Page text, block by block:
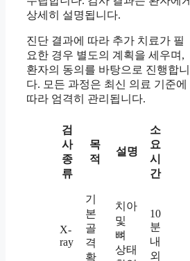
상세히 설명됩니다.
진단 결과에 따라 추가 치료가 필
요한 경우 별도의 계획을 세우며,
환자의 동의를 바탕으로 진행합니
다. 모든 과정은 최신 의료 기준에
따라 엄격히 관리됩니다.
검
사
종
류
목
적
설명
소
요
시
간
X-
ray
기
본
골
격
확
치아
및
뼈
상태
10
분
내
외